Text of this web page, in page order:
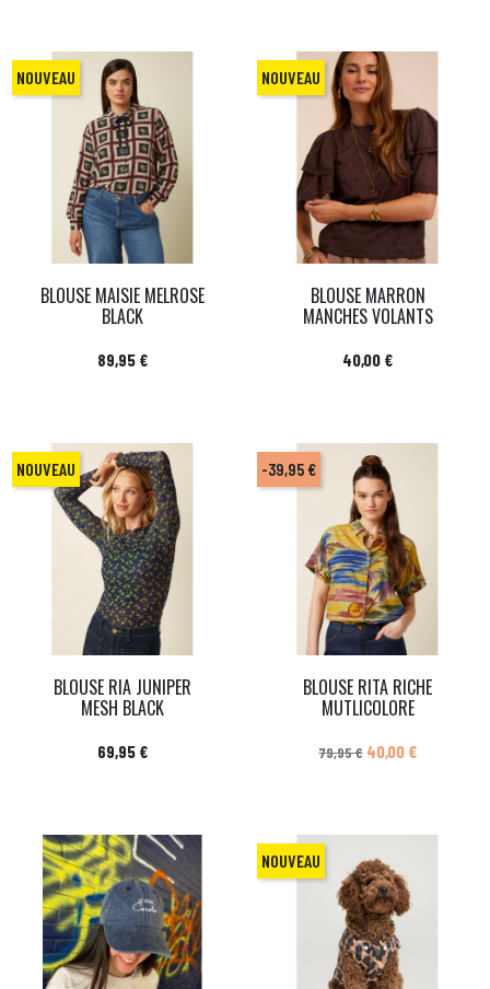
BLOUSE MAISIE MELROSE
BLACK
Prix
89,95 €
NOUVEAU
BLOUSE MARRON
MANCHES VOLANTS
Prix
40,00 €
NOUVEAU
BLOUSE RIA JUNIPER
MESH BLACK
Prix
69,95 €
NOUVEAU
BLOUSE RITA RICHE
MUTLICOLORE
Prix de base
79,95 € Prix
40,00 €
-39,95 €
NOUVEAU